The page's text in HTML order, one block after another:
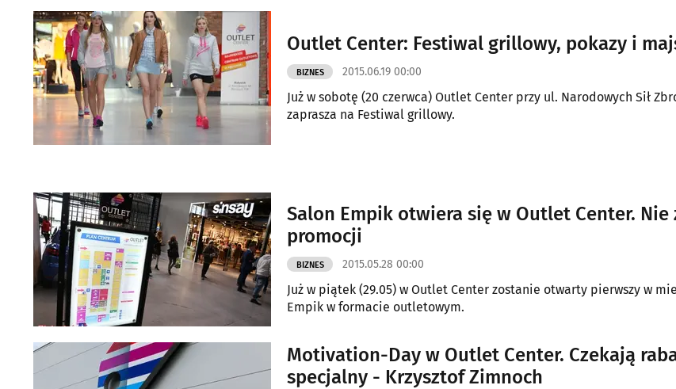
Outlet Center: Festiwal grillowy, pokazy i
BIZNES 2015.06.19 00:00
Już w sobotę (20 czerwca) Outlet Center przy ul. Narodowych Sił
zaprasza na Festiwal grillowy.
Salon Empik otwiera się w Outlet Center. Nie
promocji
BIZNES 2015.05.28 00:00
Już w piątek (29.05) w Outlet Center zostanie otwarty pierwszy w
Empik w formacie outletowym.
Motivation-Day w Outlet Center. Czekają
specjalny - Krzysztof Zimnoch